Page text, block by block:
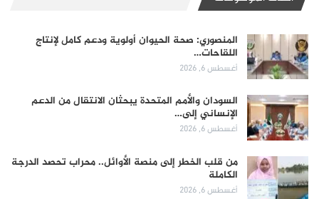
المنصوري: صحة الحيوان أولوية ودعم كامل لإنتاج
اللقاحات…
أغسطس 6, 2026
السودان والأمم المتحدة يبحثان الانتقال من الدعم
الإنساني إلى…
أغسطس 6, 2026
من قلب الخطر إلى منصة الأوائل.. محراب تحصد الدرجة
الكاملة
أغسطس 6, 2026